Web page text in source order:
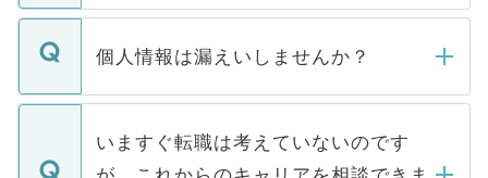
ません。
■応募殺到を避けるため 人気のある医療機
関を公にしてしまうと、応募が殺到する場
に、医療機関が求める条件に合った人材の
転職・入職を強要することは一切ありませ
ん。また、仮に応募先から内定をいただい
定を承諾する必要はありません。内定先へ
の辞退の連絡はキャリアパートナーが行い
個人情報は漏えいしませんか？
個人情報が漏えいすることはありませんの
で、ご安心ください。当サイトからの登録
などで収集したご登録者様の個人情報は、
いますぐ転職は考えていないのです